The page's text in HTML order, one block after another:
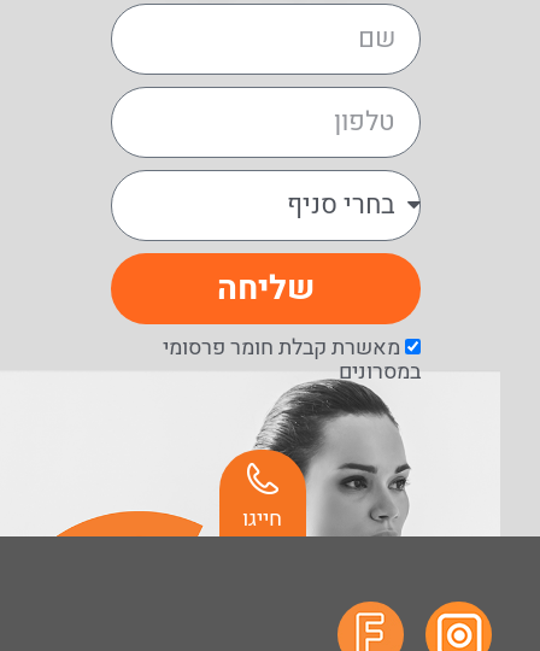
מאשרת קבלת חומר פרסומי
במסרונים
שליחה
חייגו